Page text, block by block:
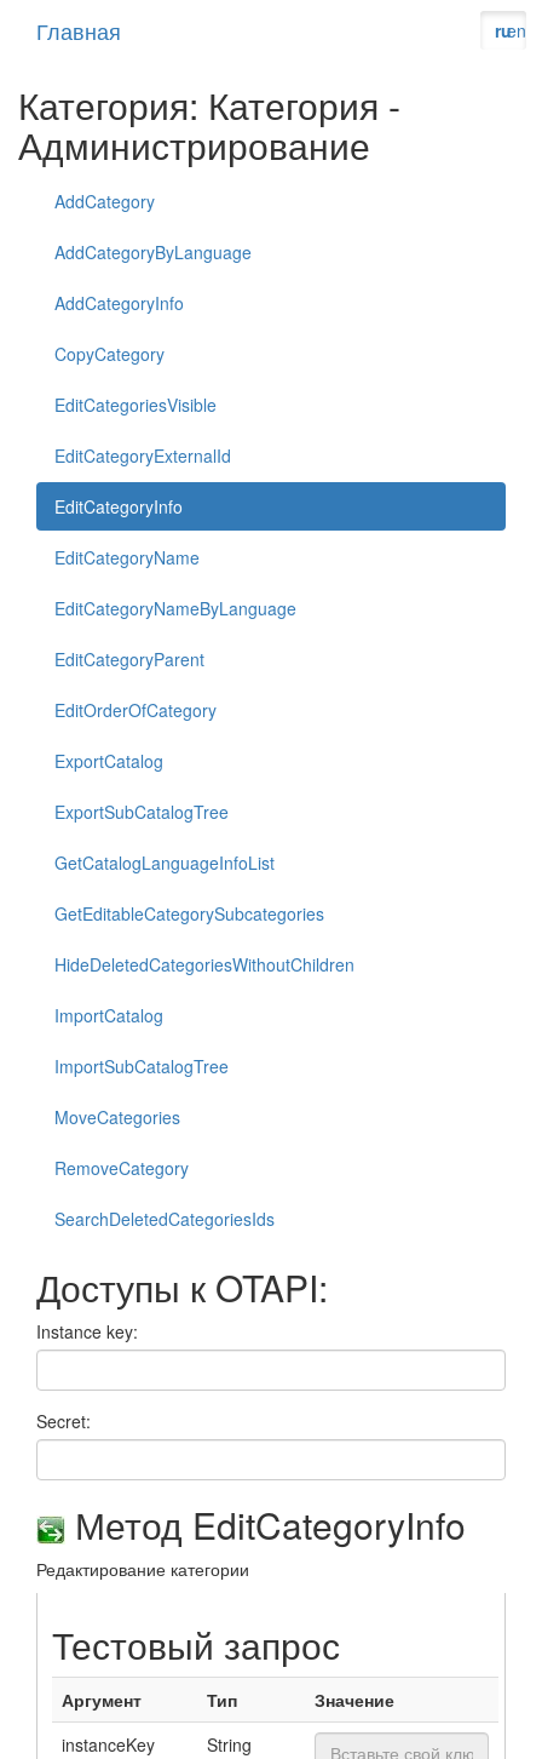
Главная en
ru
Категория: Категория -
Администрирование
AddCategory
AddCategoryByLanguage
AddCategoryInfo
CopyCategory
EditCategoriesVisible
EditCategoryExternalId
EditCategoryInfo
EditCategoryName
EditCategoryNameByLanguage
EditCategoryParent
EditOrderOfCategory
ExportCatalog
ExportSubCatalogTree
GetCatalogLanguageInfoList
GetEditableCategorySubcategories
HideDeletedCategoriesWithoutChildren
ImportCatalog
ImportSubCatalogTree
MoveCategories
RemoveCategory
SearchDeletedCategoriesIds
Доступы к OTAPI:
Instance key:
Secret:
Метод EditCategoryInfo
Редактирование категории
Тестовый запрос
Аргумент Тип
Значение
instanceKey
String